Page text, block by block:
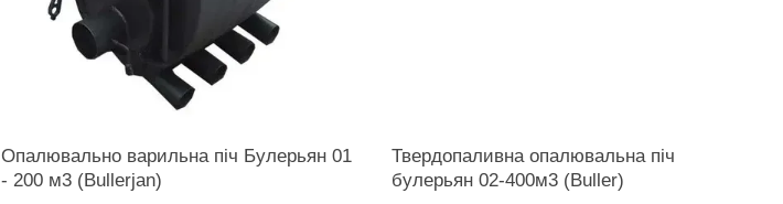
Опалювально варильна піч Булерьян 01
- 200 м3 (Bullerjan)
Твердопаливна опалювальна піч
булерьян 02-400м3 (Buller)